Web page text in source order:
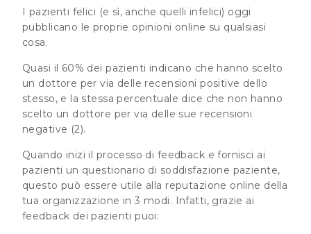
I pazienti felici (e sì, anche quelli infelici) oggi
pubblicano le proprie opinioni online su qualsiasi
cosa.
Quasi il 60% dei pazienti indicano che hanno scelto
un dottore per via delle recensioni positive dello
stesso, e la stessa percentuale dice che non hanno
scelto un dottore per via delle sue recensioni
negative (2).
Quando inizi il processo di feedback e fornisci ai
pazienti un questionario di soddisfazione paziente,
questo può essere utile alla reputazione online della
tua organizzazione in 3 modi. Infatti, grazie ai
feedback dei pazienti puoi: